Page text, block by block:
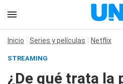
Inicio Series y películas Netflix
STREAMING
¿De qué trata la